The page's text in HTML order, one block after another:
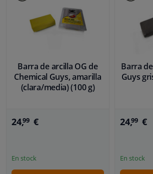
Barra de arcilla OG de
Chemical Guys, amarilla
(clara/media) (100 g)
24,99 €
En stock
Barra
Guys
24,99 €
En stock